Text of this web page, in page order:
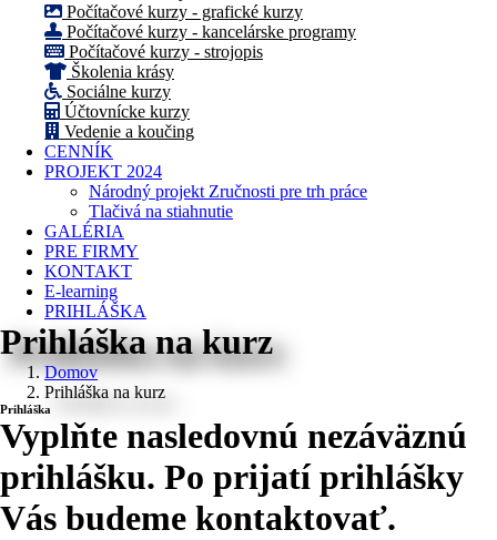
Počítačové kurzy - grafické kurzy
Počítačové kurzy - kancelárske programy
Počítačové kurzy - strojopis
Školenia krásy
Sociálne kurzy
Účtovnícke kurzy
Vedenie a koučing
CENNÍK
PROJEKT 2024
Národný projekt Zručnosti pre trh práce
Tlačivá na stiahnutie
GALÉRIA
PRE FIRMY
KONTAKT
E-learning
PRIHLÁŠKA
Prihláška na kurz
Domov
Prihláška na kurz
Prihláška
Vyplňte nasledovnú nezáväznú
prihlášku. Po prijatí prihlášky
Vás budeme kontaktovať.